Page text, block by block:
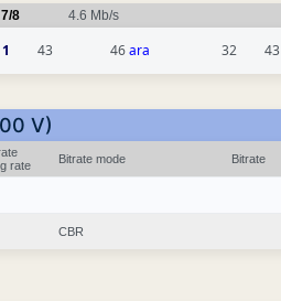
7/8 4.6 Mb/s
1 43 46ara 32 43
V)
rate
Bitrate mode Bitrate
CBR